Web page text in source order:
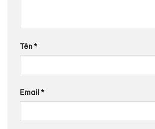
Tên*
Email *